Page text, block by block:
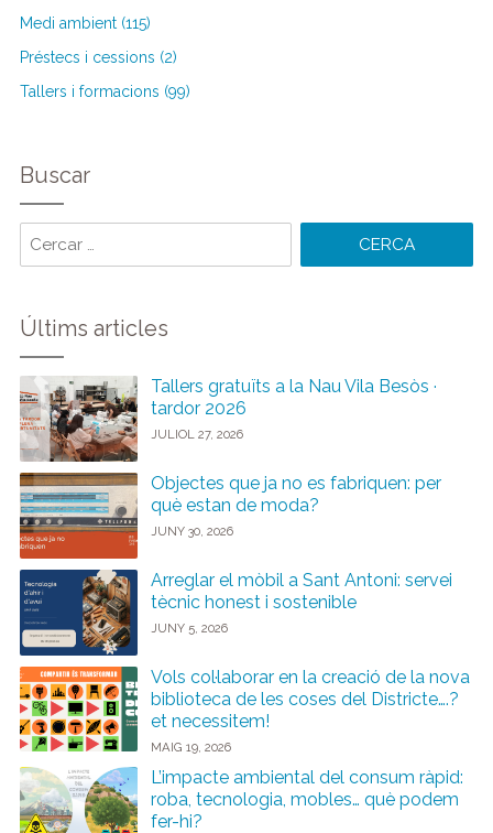
Medi ambient (115)
Préstecs i cessions (2)
Tallers i formacions (99)
Buscar
Últims articles
Tallers gratuïts a la Nau Vila Besòs ·
tardor 2026
JULIOL 27, 2026
Objectes que ja no es fabriquen: per
què estan de moda?
JUNY 30, 2026
Arreglar el mòbil a Sant Antoni: servei
tècnic honest i sostenible
JUNY 5, 2026
Vols col·laborar en la creació de la nova
biblioteca de les coses del Districte….?
et necessitem!
MAIG 19, 2026
L’impacte ambiental del consum ràpid:
roba, tecnologia, mobles… què podem
fer-hi?